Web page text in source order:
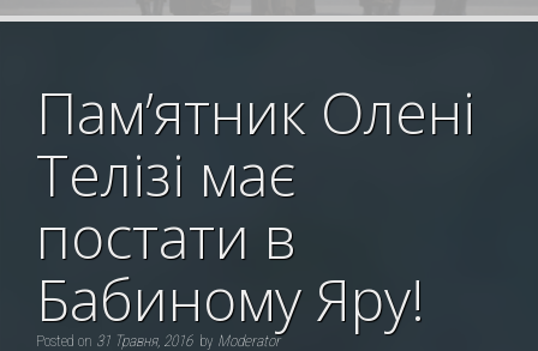
Пам’ятник Олені
Телізі має
постати в
Бабиному Яру!
Posted on 31 Травня, 2016 by Moderator